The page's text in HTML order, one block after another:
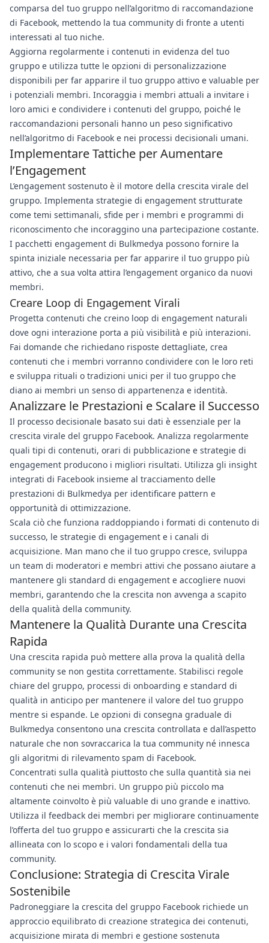
comparsa del tuo gruppo nell’algoritmo di raccomandazione
di Facebook, mettendo la tua community di fronte a utenti
interessati al tuo niche.
Aggiorna regolarmente i contenuti in evidenza del tuo
gruppo e utilizza tutte le opzioni di personalizzazione
disponibili per far apparire il tuo gruppo attivo e valuable per
i potenziali membri. Incoraggia i membri attuali a invitare i
loro amici e condividere i contenuti del gruppo, poiché le
raccomandazioni personali hanno un peso significativo
nell’algoritmo di Facebook e nei processi decisionali umani.
Implementare Tattiche per Aumentare
l’Engagement
L’engagement sostenuto è il motore della crescita virale del
gruppo. Implementa strategie di engagement strutturate
come temi settimanali, sfide per i membri e programmi di
riconoscimento che incoraggino una partecipazione costante.
I pacchetti engagement di Bulkmedya possono fornire la
spinta iniziale necessaria per far apparire il tuo gruppo più
attivo, che a sua volta attira l’engagement organico da nuovi
membri.
Creare Loop di Engagement Virali
Progetta contenuti che creino loop di engagement naturali
dove ogni interazione porta a più visibilità e più interazioni.
Fai domande che richiedano risposte dettagliate, crea
contenuti che i membri vorranno condividere con le loro reti
e sviluppa rituali o tradizioni unici per il tuo gruppo che
diano ai membri un senso di appartenenza e identità.
Analizzare le Prestazioni e Scalare il Successo
Il processo decisionale basato sui dati è essenziale per la
crescita virale del gruppo Facebook. Analizza regolarmente
quali tipi di contenuti, orari di pubblicazione e strategie di
engagement producono i migliori risultati. Utilizza gli insight
integrati di Facebook insieme al tracciamento delle
prestazioni di Bulkmedya per identificare pattern e
opportunità di ottimizzazione.
Scala ciò che funziona raddoppiando i formati di contenuto di
successo, le strategie di engagement e i canali di
acquisizione. Man mano che il tuo gruppo cresce, sviluppa
un team di moderatori e membri attivi che possano aiutare a
mantenere gli standard di engagement e accogliere nuovi
membri, garantendo che la crescita non avvenga a scapito
della qualità della community.
Mantenere la Qualità Durante una Crescita
Rapida
Una crescita rapida può mettere alla prova la qualità della
community se non gestita correttamente. Stabilisci regole
chiare del gruppo, processi di onboarding e standard di
qualità in anticipo per mantenere il valore del tuo gruppo
mentre si espande. Le opzioni di consegna graduale di
Bulkmedya consentono una crescita controllata e dall’aspetto
naturale che non sovraccarica la tua community né innesca
gli algoritmi di rilevamento spam di Facebook.
Concentrati sulla qualità piuttosto che sulla quantità sia nei
contenuti che nei membri. Un gruppo più piccolo ma
altamente coinvolto è più valuable di uno grande e inattivo.
Utilizza il feedback dei membri per migliorare continuamente
l’offerta del tuo gruppo e assicurarti che la crescita sia
allineata con lo scopo e i valori fondamentali della tua
community.
Conclusione: Strategia di Crescita Virale
Sostenibile
Padroneggiare la crescita del gruppo Facebook richiede un
approccio equilibrato di creazione strategica dei contenuti,
acquisizione mirata di membri e gestione sostenuta